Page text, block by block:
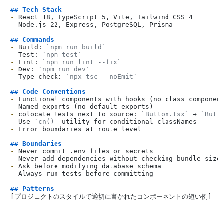
## Tech Stack
-
-
Node.js 22, Express, PostgreSQL, Prisma
## Commands
-
Build:
`npm run build`
-
Test:
`npm test`
-
Lint:
`npm run lint --fix`
-
Dev:
`npm run dev`
-
Type check:
`npx tsc --noEmit`
## Code Conventions
-
-
-
colocate tests next to source: `Button.tsx` →
-
Use `cn()`
-
Error boundaries at route level
## Boundaries
-
-
-
-
Always run tests before committing
## Patterns